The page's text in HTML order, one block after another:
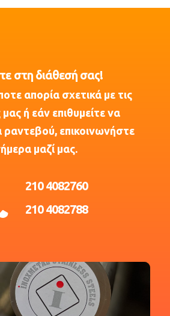
στη διάθεσή σας!
απορία σχετικά με τις
μας ή εάν επιθυμείτε να
ραντεβού, επικοινωνήστε
μαζί μας.
210 4082760
210 4082788